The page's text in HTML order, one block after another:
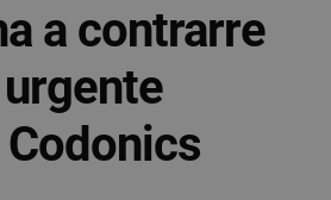
a contrarre